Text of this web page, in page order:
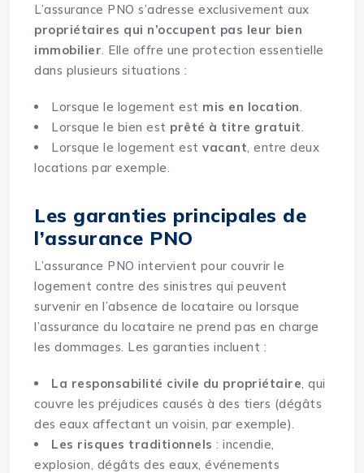
L’assurance PNO s’adresse exclusivement aux
propriétaires qui n’occupent pas leur bien
immobilier. Elle offre une protection essentielle
dans plusieurs situations :
Lorsque le logement est mis en location.
Lorsque le bien est prêté à titre gratuit.
Lorsque le logement estvacant, entre deux
locations par exemple.
Les garanties principales de
l’assurance PNO
L’assurance PNO intervient pour couvrir le
logement contre des sinistres qui peuvent
survenir en l’absence de locataire ou lorsque
l’assurance du locataire ne prend pas en charge
les dommages. Les garanties incluent :
La responsabilité civile du propriétaire, qui
couvre les préjudices causés à des tiers (dégâts
des eaux affectant un voisin, par exemple).
Les risques traditionnels : incendie,
explosion, dégâts des eaux, événements